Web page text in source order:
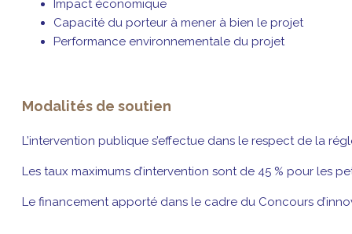
Impact économique
Capacité du porteur à mener à bien le projet
Performance environnementale du projet
Modalités de soutien
L’intervention publique s’effectue dans le respect de la
Les taux maximums d’intervention sont de 45 % pour les
Le financement apporté dans le cadre du Concours